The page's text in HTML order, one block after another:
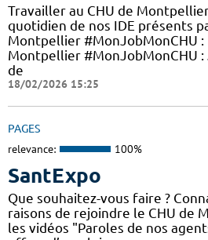
Travailler au CHU de
quotidien de nos IDE présents
Montpellier #MonJobMonCHU :
Montpellier #MonJobMonCHU
de
18/02/2026 15:25
PAGES
relevance: 100%
SantExpo
Que souhaitez-vous faire ?
raisons de rejoindre le CHU de
les vidéos "Paroles de nos